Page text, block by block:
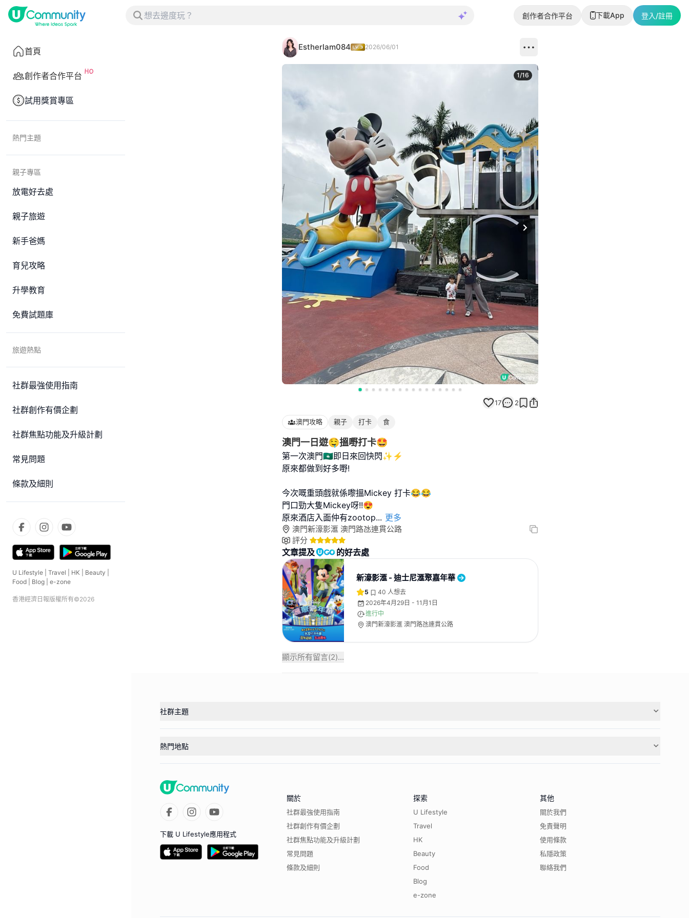
創作者合作平台 下載App 登入/註冊
首頁
創作者合作平台
試用獎賞專區
熱門主題
親子專區
放電好去處
親子旅遊
新手爸媽
育兒攻略
升學教育
免費試題庫
旅遊熱點
社群最強使用指南
社群創作有價企劃
社群焦點功能及升級計劃
常見問題
條款及細則
U Lifestyle Travel HK Beauty
Food
Blog e-zone
香港經濟日報版權所有©2026
Estherlam084 2026/06/01
Next slide
1/16
17 2
澳門攻略 親子 打卡 食
澳門一日遊🤤搵嘢打卡🤩
第一次澳門🇲🇴即日來回快閃✨⚡️
原來都做到好多嘢!
今次嘅重頭戲就係嚟搵Mickey 打卡😂😂
門口勁大隻Mickey呀!!😍
原來酒店入面仲有zootop... 更多
澳門新濠影滙 澳門路氹連貫公路
評分
文章提及 的好去處
新濠影滙 - 迪士尼滙聚嘉年華
5 40 人想去
2026年4月29日 - 11月1日
進行中
澳門新濠影滙 澳門路氹連貫公路
顯示所有留言(2)...
社群主題
熱門地點
下載 U Lifestyle應用程式
關於
社群最強使用指南
社群創作有價企劃
社群焦點功能及升級計劃
常見問題
條款及細則
探索
U Lifestyle
Travel
HK
Beauty
Food
Blog
e-zone
其他
關於我們
免責聲明
使用條款
私隱政策
聯絡我們